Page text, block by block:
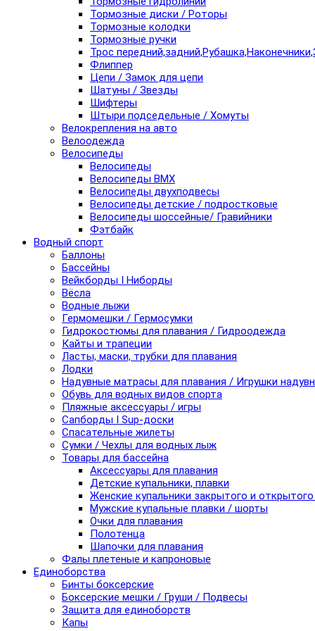
Тормозные диски / Роторы
Тормозные колодки
Тормозные ручки
Трос
Флиппер
Цепи / Замок для цепи
Шатуны / Звезды
Шифтеры
Штыри подседельные / Хомуты
Велокрепления на авто
Велоодежда
Велосипеды
Велосипеды
Велосипеды BMX
Велосипеды двухподвесы
Велосипеды детские / подростковые
Велосипеды шоссейные/ Гравийники
Фэтбайк
Водный спорт
Баллоны
Бассейны
Вейкборды I Ниборды
Вёсла
Водные лыжи
Гермомешки / Гермосумки
Гидрокостюмы для плавания / Гидроодежда
Кайты и трапеции
Ласты, маски, трубки для плавания
Лодки
Надувные матрасы для плавания / Игрушки
Обувь для водных видов спорта
Пляжные аксессуары / игры
Сапборды I Sup-доски
Спасательные жилеты
Сумки / Чехлы для водных лыж
Товары для бассейна
Аксессуары для плавания
Детские купальники, плавки
Женские купальники закрытого и
Мужские купальные плавки / шорты
Очки для плавания
Полотенца
Шапочки для плавания
Фалы плетеные и капроновые
Единоборства
Бинты боксерские
Боксерские мешки / Груши / Подвесы
Защита для единоборств
Капы